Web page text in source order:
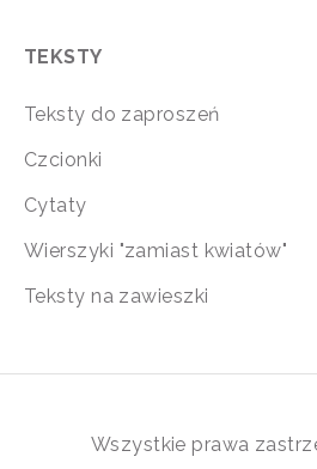
TEKSTY
Teksty do zaproszeń
Czcionki
Cytaty
Wierszyki "zamiast kwiatów"
Teksty na zawieszki
Wszystkie prawa